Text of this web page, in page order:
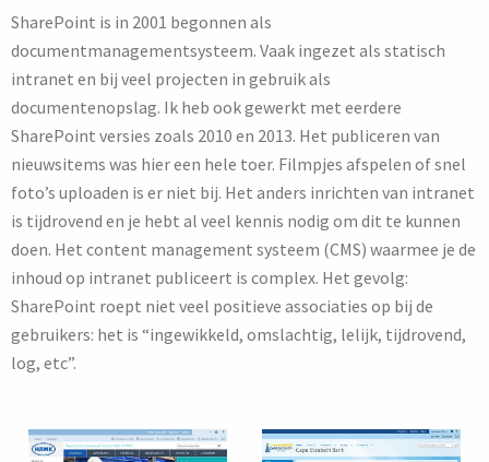
SharePoint is in 2001 begonnen als
documentmanagementsysteem. Vaak ingezet als statisch
intranet en bij veel projecten in gebruik als
documentenopslag. Ik heb ook gewerkt met eerdere
SharePoint versies zoals 2010 en 2013. Het publiceren van
nieuwsitems was hier een hele toer. Filmpjes afspelen of snel
foto’s uploaden is er niet bij. Het anders inrichten van intranet
is tijdrovend en je hebt al veel kennis nodig om dit te kunnen
doen. Het content management systeem (CMS) waarmee je de
inhoud op intranet publiceert is complex. Het gevolg:
SharePoint roept niet veel positieve associaties op bij de
gebruikers: het is “ingewikkeld, omslachtig, lelijk, tijdrovend,
log, etc”.